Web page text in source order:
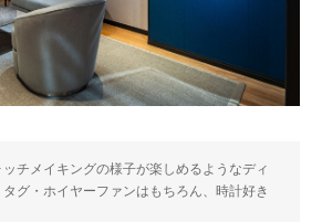
チメイキングの様子が楽しめるようなディ
グ・ホイヤーファンはもちろん、時計好き